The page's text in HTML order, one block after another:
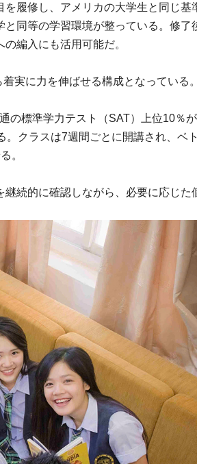
履修し、アメリカの大学生と同じ基
同等の学習環境が整っている。修了
編入にも活用可能だ。
実に力を伸ばせる構成となっている。
の標準学力テスト（SAT）上位10％が
クラスは7週間ごとに開講され、ベト
。
続的に確認しながら、必要に応じた